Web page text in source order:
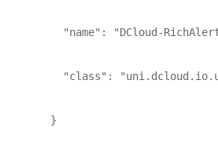
"name": "DCloud-
"class":
}